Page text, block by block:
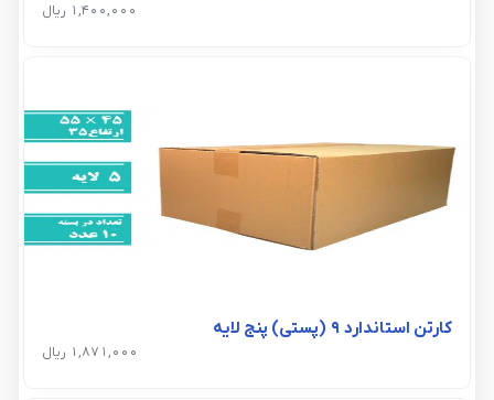
1,400,000 ریال
کارتن استاندارد 9 (پستی) پنج لایه
1,871,000 ریال